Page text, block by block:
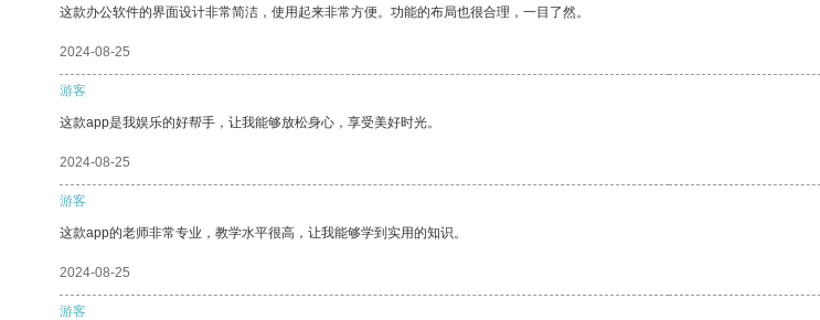
这款办公软件的界面设计非常简洁，使用起来非常方便。功能的布局也很合理，一目了然。
2024-08-25
游客
这款app是我娱乐的好帮手，让我能够放松身心，享受美好时光。
2024-08-25
游客
这款app的老师非常专业，教学水平很高，让我能够学到实用的知识。
2024-08-25
游客